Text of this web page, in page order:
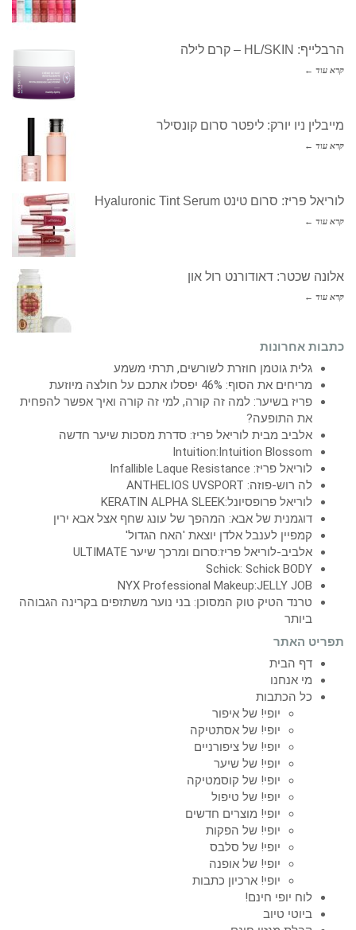
הרבלייף: HL/SKIN – קרם לילה
קרא עוד ←
מייבלין ניו יורק: ליפטר סרום קונסילר
קרא עוד ←
לוריאל פריז: סרום טינט Hyaluronic Tint Serum
קרא עוד ←
אלונה שכטר: דאודורנט רול און
קרא עוד ←
כתבות אחרונות
גלית גוטמן חוזרת לשורשים, תרתי משמע
מריחים את הסוף: 46% יפסלו אתכם על חולצה מיוזעת
פריז בשיער: למה זה קורה, למי זה קורה ואיך אפשר להפחית
את התופעה?
אלביב מבית לוריאל פריז: סדרת מסכות שיער חדשה
Intuition:Intuition Blossom
לוריאל פריז: Infallible Laque Resistance
לה רוש-פוזה: ANTHELIOS UVSPORT
לוריאל פרופסיונל:KERATIN ALPHA SLEEK
דוגמנית של אבא: המהפך של עונג שחף אצל אבא ירין
קמפיין לענבל אלדן יוצאת 'האח הגדול'
אלביב-לוריאל פריז:סרום ומרכך שיער ULTIMATE
Schick: Schick BODY
NYX Professional Makeup:JELLY JOB
טרנד הטיק טוק המסוכן: בני נוער משתזפים בקרינה הגבוהה
ביותר
תפריט האתר
דף הבית
מי אנחנו
כל הכתבות
יופי! של איפור
יופי! של אסתטיקה
יופי! של ציפורניים
יופי! של שיער
יופי! של קוסמטיקה
יופי! של טיפול
יופי! מוצרים חדשים
יופי! של הפקות
יופי! של סלבס
יופי! של אופנה
יופי! ארכיון כתבות
לוח יופי חינם!
ביוטי טיוב